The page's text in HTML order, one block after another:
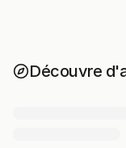
Découvre